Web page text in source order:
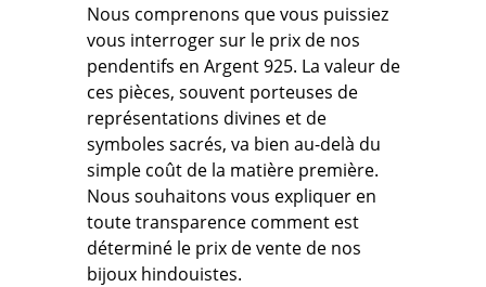
Nous comprenons que vous puissiez
vous interroger sur le prix de nos
pendentifs en Argent 925. La valeur de
ces pièces, souvent porteuses de
représentations divines et de
symboles sacrés, va bien au-delà du
simple coût de la matière première.
Nous souhaitons vous expliquer en
toute transparence comment est
déterminé le prix de vente de nos
bijoux hindouistes.